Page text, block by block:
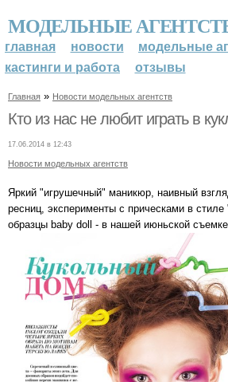
МОДЕЛЬНЫЕ
главная новости
модельные
кастинги и работа
отзывы
Главная » Новости модельных агентств
Кто из нас не любит играть в
17.06.2014 в 12:43
Новости модельных агентств
Яркий "игрушечный" маникюр, наивный
ресниц, эксперименты с прическами в
образцы baby doll - в нашей июньской съемке.